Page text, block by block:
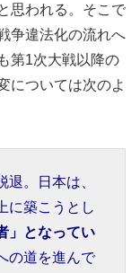
思われる。そこで
争違法化の流れへ
第1次大戦以降の
については次のよ
。日本は、
に築こうとし
」となってい
の道を進んで